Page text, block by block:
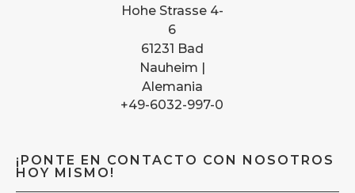
Hohe Strasse 4-
6
61231 Bad
Nauheim |
Alemania
+49-6032-997-0
¡PONTE EN CONTACTO CON NOSOTROS
HOY MISMO!